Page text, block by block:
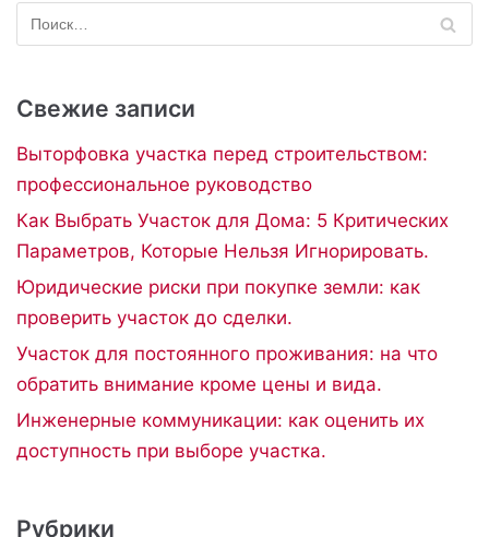
Свежие записи
Выторфовка участка перед строительством:
профессиональное руководство
Как Выбрать Участок для Дома: 5 Критических
Параметров, Которые Нельзя Игнорировать.
Юридические риски при покупке земли: как
проверить участок до сделки.
Участок для постоянного проживания: на что
обратить внимание кроме цены и вида.
Инженерные коммуникации: как оценить их
доступность при выборе участка.
Рубрики